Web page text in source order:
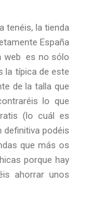
tenéis, la tienda
España
web es no sólo
la típica de este
de la talla que
lo que
(lo cuál es
podéis
que más os
porque hay
ahorrar unos